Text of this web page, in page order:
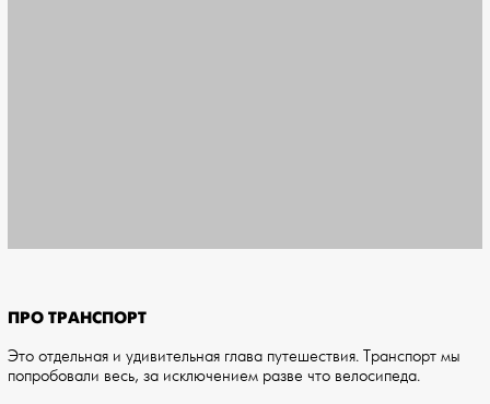
ПРО ТРАНСПОРТ
Это отдельная и удивительная глава путешествия. Транспорт мы
попробовали весь, за исключением разве что велосипеда.